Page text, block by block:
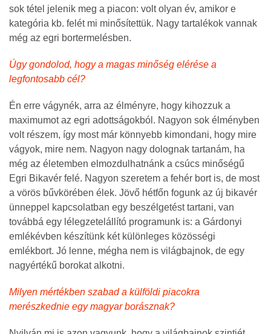
sok tétel jelenik meg a piacon: volt olyan év, amikor e
kategória kb. felét mi minősítettük. Nagy tartalékok vannak
még az egri bortermelésben.
Úgy gondolod, hogy a magas minőség elérése a
legfontosabb cél?
Én erre vágynék, arra az élményre, hogy kihozzuk a
maximumot az egri adottságokból. Nagyon sok élményben
volt részem, így most már könnyebb kimondani, hogy mire
vágyok, mire nem. Nagyon nagy dolognak tartanám, ha
még az életemben elmozdulhatnánk a csúcs minőségű
Egri Bikavér felé. Nagyon szeretem a fehér bort is, de most
a vörös bűvkörében élek. Jövő hétfőn fogunk az új bikavér
ünneppel kapcsolatban egy beszélgetést tartani, van
továbbá egy lélegzetelállító programunk is: a Gárdonyi
emlékévben készítünk két különleges közösségi
emlékbort. Jó lenne, mégha nem is világbajnok, de egy
nagyértékű borokat alkotni.
Milyen mértékben szabad a külföldi piacokra
merészkednie egy magyar borásznak?